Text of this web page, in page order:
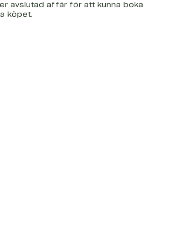
avslutad affär för att kunna boka
köpet.